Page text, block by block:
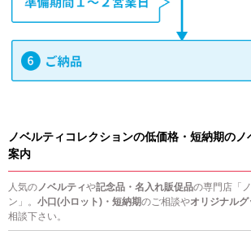
ノベルティコレクションの低価格・短納期の
案内
人気のノベルティや記念品・名入れ販促品の専門店「
ン」。 小口(小ロット)・短納期のご相談やオリジナルグ
相談下さい。